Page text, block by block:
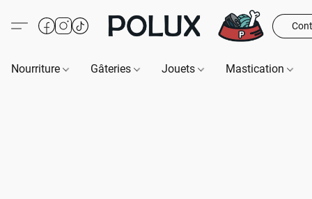
Nourriture Gâteries Jouets Mastication